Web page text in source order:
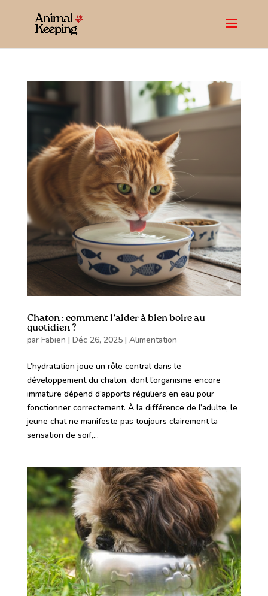
Chaton : comment l’aider à bien boire au
quotidien ?
par Fabien | Déc 26, 2025| Alimentation
L’hydratation joue un rôle central dans le
développement du chaton, dont l’organisme encore
immature dépend d’apports réguliers en eau pour
fonctionner correctement. À la différence de l’adulte, le
jeune chat ne manifeste pas toujours clairement la
sensation de soif,...